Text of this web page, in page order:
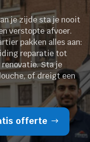
je zijde sta je nooit
verstopte afvoer.
pakken alles aan:
reparatie tot
Sta je
of dreigt een
offerte